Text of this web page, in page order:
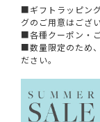
■ギフトラッピン
グのご用意はござ
■各種クーポン・
■数量限定のため
ださい。